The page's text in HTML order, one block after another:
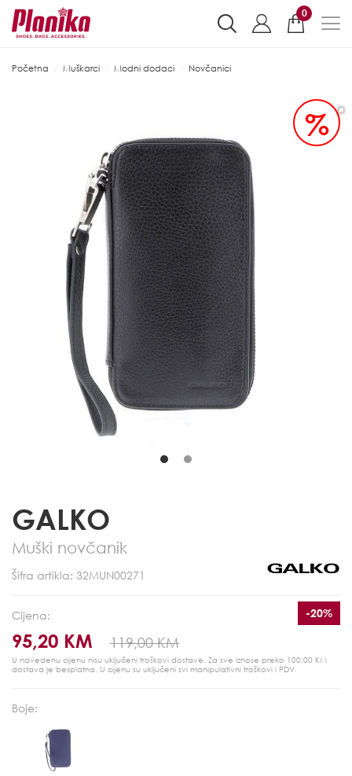
0
Početna Muškarci Modni dodaci Novčanici
%
GALKO
Muški novčanik
Šifra artikla: 32MUN00271
Cijena:
95,20 KM 119,00 KM
-20%
U navedenu cijenu nisu uključeni troškovi dostave. Za sve iznose preko 100,00 KM
dostava je besplatna. U cijenu su uključeni svi manipulativni troškovi i PDV.
Boje: